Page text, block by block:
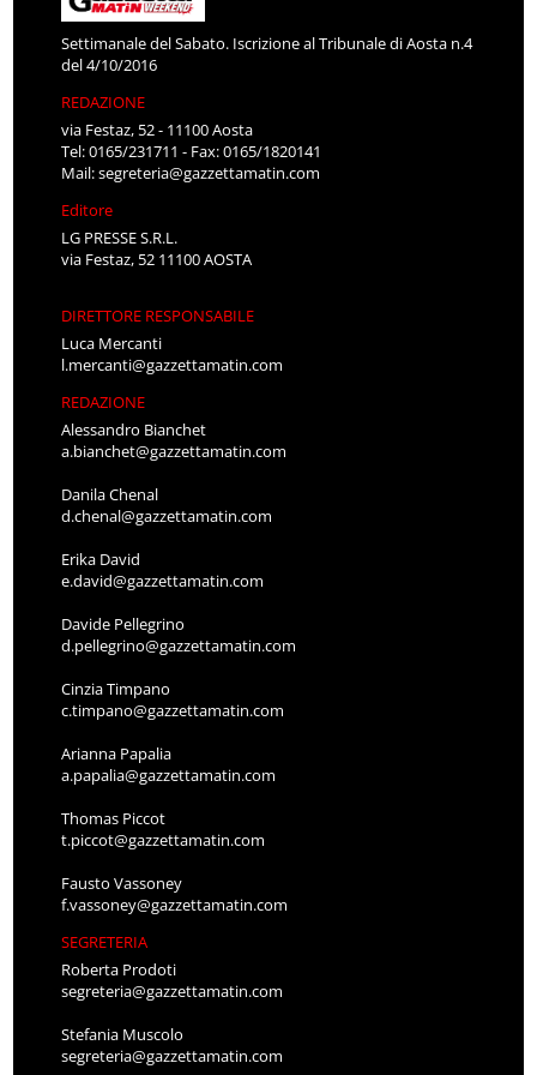
Settimanale del Sabato. Iscrizione al Tribunale di Aosta n.4
del 4/10/2016
REDAZIONE
via Festaz, 52 - 11100 Aosta
Tel: 0165/231711 - Fax: 0165/1820141
Mail:segreteria@gazzettamatin.com
Editore
LG PRESSE S.R.L.
via Festaz, 52 11100 AOSTA
DIRETTORE RESPONSABILE
Luca Mercanti
l.mercanti@gazzettamatin.com
REDAZIONE
Alessandro Bianchet
a.bianchet@gazzettamatin.com
Danila Chenal
d.chenal@gazzettamatin.com
Erika David
e.david@gazzettamatin.com
Davide Pellegrino
d.pellegrino@gazzettamatin.com
Cinzia Timpano
c.timpano@gazzettamatin.com
Arianna Papalia
a.papalia@gazzettamatin.com
Thomas Piccot
t.piccot@gazzettamatin.com
Fausto Vassoney
f.vassoney@gazzettamatin.com
SEGRETERIA
Roberta Prodoti
segreteria@gazzettamatin.com
Stefania Muscolo
segreteria@gazzettamatin.com